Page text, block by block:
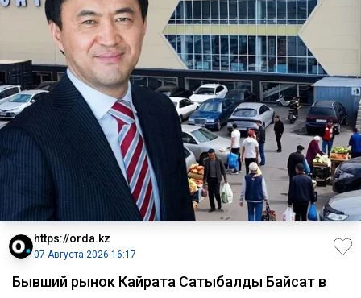
https://orda.kz
07 Августа 2026 16:17
Бывший рынок Кайрата Сатыбалды Байсат в